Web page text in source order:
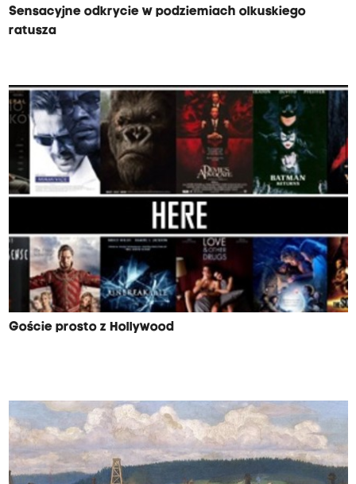
Sensacyjne odkrycie w podziemiach olkuskiego
ratusza
Goście prosto z Hollywood